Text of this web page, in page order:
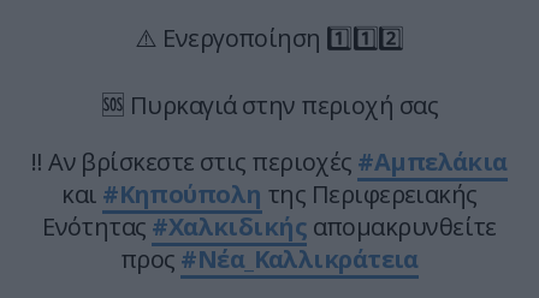
⚠️ Ενεργοποίηση 1️⃣1️⃣2️⃣
🆘 Πυρκαγιά στην περιοχή σας
‼️ Αν βρίσκεστε στις περιοχές #Αμπελάκια
και #Κηπούπολη της Περιφερειακής
Ενότητας #Χαλκιδικής απομακρυνθείτε
προς #Νέα_Καλλικράτεια